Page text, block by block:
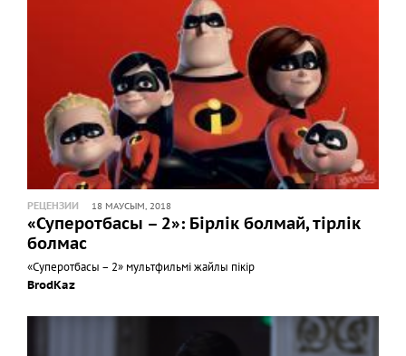
РЕЦЕНЗИИ 18 МАУСЫМ, 2018
«Суперотбасы – 2»: Бірлік болмай, тірлік
болмас
«Суперотбасы – 2» мультфильмі жайлы пікір
BrodKaz